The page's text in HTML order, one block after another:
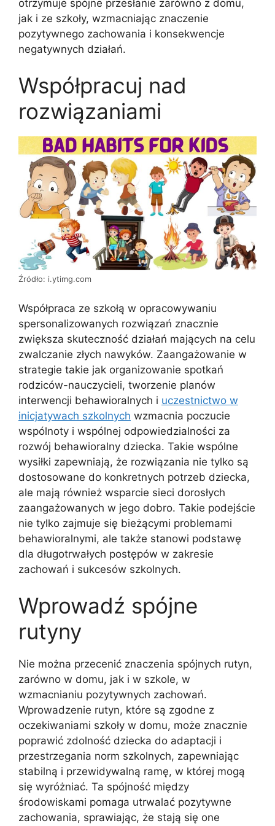
otrzymuje spójne przesłanie zarówno z domu,
jak i ze szkoły, wzmacniając znaczenie
pozytywnego zachowania i konsekwencje
negatywnych działań.
Współpracuj nad
rozwiązaniami
Źródło: i.ytimg.com
Współpraca ze szkołą w opracowywaniu
spersonalizowanych rozwiązań znacznie
zwiększa skuteczność działań mających na celu
zwalczanie złych nawyków. Zaangażowanie w
strategie takie jak organizowanie spotkań
rodziców-nauczycieli, tworzenie planów
interwencji behawioralnych i uczestnictwo w
inicjatywach szkolnych wzmacnia poczucie
wspólnoty i wspólnej odpowiedzialności za
rozwój behawioralny dziecka. Takie wspólne
wysiłki zapewniają, że rozwiązania nie tylko są
dostosowane do konkretnych potrzeb dziecka,
ale mają również wsparcie sieci dorosłych
zaangażowanych w jego dobro. Takie podejście
nie tylko zajmuje się bieżącymi problemami
behawioralnymi, ale także stanowi podstawę
dla długotrwałych postępów w zakresie
zachowań i sukcesów szkolnych.
Wprowadź spójne
rutyny
Nie można przecenić znaczenia spójnych rutyn,
zarówno w domu, jak i w szkole, w
wzmacnianiu pozytywnych zachowań.
Wprowadzenie rutyn, które są zgodne z
oczekiwaniami szkoły w domu, może znacznie
poprawić zdolność dziecka do adaptacji i
przestrzegania norm szkolnych, zapewniając
stabilną i przewidywalną ramę, w której mogą
się wyróżniać. Ta spójność między
środowiskami pomaga utrwalać pozytywne
zachowania, sprawiając, że stają się one